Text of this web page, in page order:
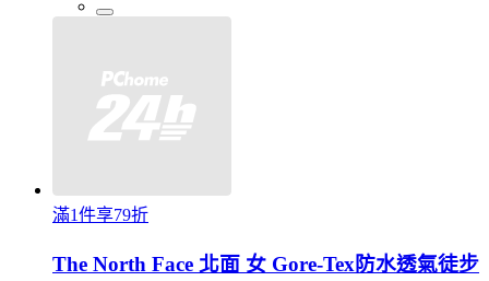
滿1件享79折
The North Face 北面 女 Gore-Tex防水透氣徒步